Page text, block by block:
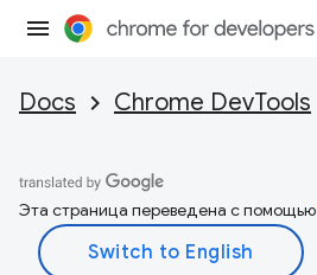
Docs Chrome DevTools
Эта страница переведена с помощью